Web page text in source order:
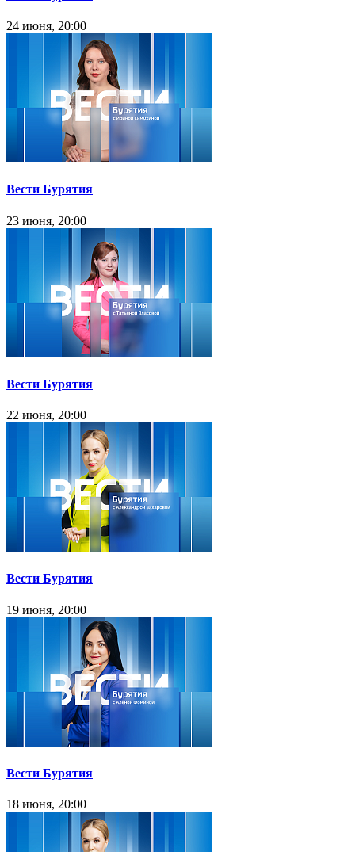
24 июня, 20:00
Вести Бурятия
23 июня, 20:00
Вести Бурятия
22 июня, 20:00
Вести Бурятия
19 июня, 20:00
Вести Бурятия
18 июня, 20:00